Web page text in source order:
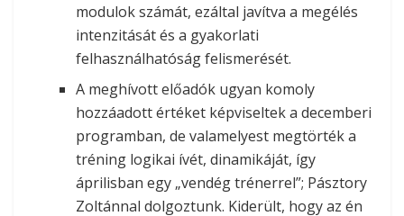
modulok számát, ezáltal javítva a megélés
intenzitását és a gyakorlati
felhasználhatóság felismerését.
A meghívott előadók ugyan komoly
hozzáadott értéket képviseltek a decemberi
programban, de valamelyest megtörték a
tréning logikai ívét, dinamikáját, így
áprilisban egy „vendég trénerrel”; Pásztory
Zoltánnal dolgoztunk. Kiderült, hogy az én